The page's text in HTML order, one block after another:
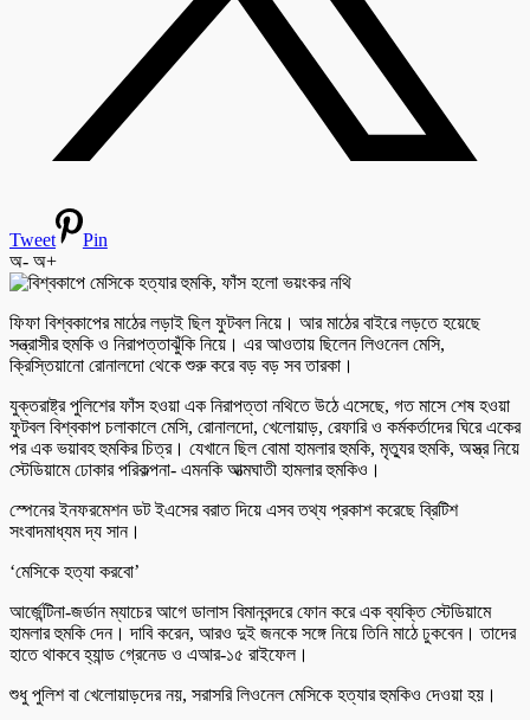
Tweet
Pin
অ- অ+
ফিফা বিশ্বকাপের মাঠের লড়াই ছিল ফুটবল নিয়ে। আর মাঠের বাইরে লড়তে হয়েছে
সন্ত্রাসীর হুমকি ও নিরাপত্তাঝুঁকি নিয়ে। এর আওতায় ছিলেন লিওনেল মেসি,
ক্রিস্তিয়ানো রোনালদো থেকে শুরু করে বড় বড় সব তারকা।
যুক্তরাষ্ট্র পুলিশের ফাঁস হওয়া এক নিরাপত্তা নথিতে উঠে এসেছে, গত মাসে শেষ হওয়া
ফুটবল বিশ্বকাপ চলাকালে মেসি, রোনালদো, খেলোয়াড়, রেফারি ও কর্মকর্তাদের ঘিরে একের
পর এক ভয়াবহ হুমকির চিত্র। যেখানে ছিল বোমা হামলার হুমকি, মৃত্যুর হুমকি, অস্ত্র নিয়ে
স্টেডিয়ামে ঢোকার পরিকল্পনা- এমনকি আত্মঘাতী হামলার হুমকিও।
স্পেনের ইনফরমেশন ডট ইএসের বরাত দিয়ে এসব তথ্য প্রকাশ করেছে ব্রিটিশ
সংবাদমাধ্যম দ্য সান।
‘মেসিকে হত্যা করবো’
আর্জেন্টিনা-জর্ডান ম্যাচের আগে ডালাস বিমানবন্দরে ফোন করে এক ব্যক্তি স্টেডিয়ামে
হামলার হুমকি দেন। দাবি করেন, আরও দুই জনকে সঙ্গে নিয়ে তিনি মাঠে ঢুকবেন। তাদের
হাতে থাকবে হ্যান্ড গ্রেনেড ও এআর-১৫ রাইফেল।
শুধু পুলিশ বা খেলোয়াড়দের নয়, সরাসরি লিওনেল মেসিকে হত্যার হুমকিও দেওয়া হয়।